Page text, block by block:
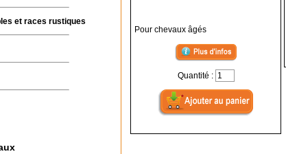
et races rustiques
Pour chevaux âgés
Quantité :